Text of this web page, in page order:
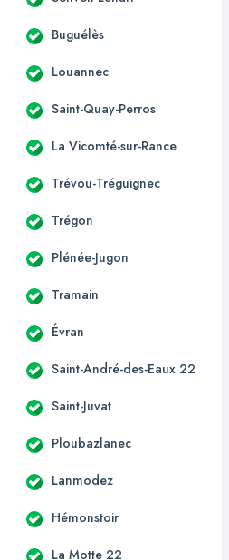
Buguélès
Louannec
Saint-Quay-Perros
La Vicomté-sur-Rance
Trévou-Tréguignec
Trégon
Plénée-Jugon
Tramain
Évran
Saint-André-des-Eaux 22
Saint-Juvat
Ploubazlanec
Lanmodez
Hémonstoir
La Motte 22